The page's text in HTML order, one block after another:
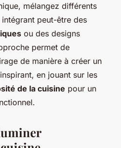
mélangez différents
intégrant peut-être des
ou des designs
permet de
de manière à créer un
en jouant sur les
de la cuisine pour un